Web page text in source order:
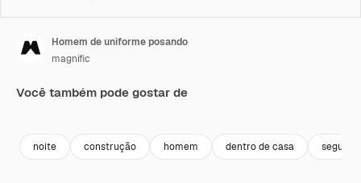
Homem de uniforme posando
magnific
Você também pode gostar de
noite construção homem dentro de casa